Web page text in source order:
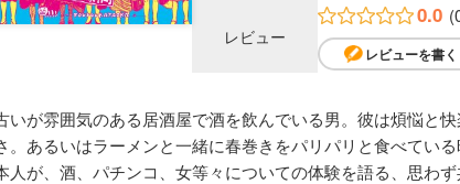
レビュー
0.0
レビューを書く
いが雰囲気のある居酒屋で酒を飲んでいる男。彼は煩悩と
。あるいはラーメンと一緒に春巻きをパリパリと食べて
人が、酒、パチンコ、女等々についての体験を語る、思わ